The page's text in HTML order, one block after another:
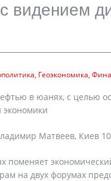
видением
Геоэкономика
в юанях, с целью
экономики
Матвеев, Киев
поменяет
на двух форумах